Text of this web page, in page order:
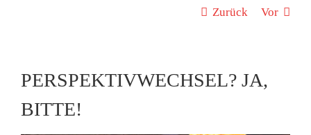
Zurück Vor
PERSPEKTIVWECHSEL? JA,
BITTE!